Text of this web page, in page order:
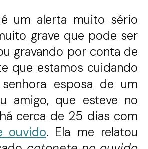
um alerta muito sério
grave que pode ser
gravando por conta de
que estamos cuidando
esposa de um
amigo, que esteve no
cerca de 25 dias com
ouvido. Ela me relatou